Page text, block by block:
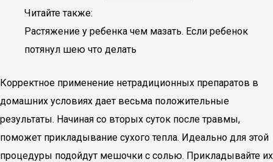
Читайте также:
Растяжение у ребенка чем мазать. Если ребенок
потянул шею что делать
Корректное применение нетрадиционных препаратов в
домашних условиях дает весьма положительные
результаты. Начиная со вторых суток после травмы,
поможет прикладывание сухого тепла. Идеально для этой
процедуры подойдут мешочки с солью. Прикладывайте их